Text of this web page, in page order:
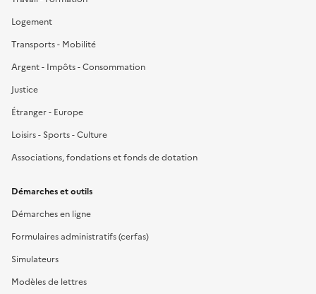
Logement
Transports - Mobilité
Argent - Impôts - Consommation
Justice
Étranger - Europe
Loisirs - Sports - Culture
Associations, fondations et fonds de dotation
Démarches et outils
Démarches en ligne
Formulaires administratifs (cerfas)
Simulateurs
Modèles de lettres